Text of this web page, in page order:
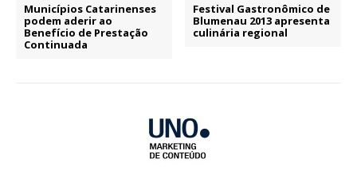
Municípios Catarinenses
podem aderir ao
Benefício de Prestação
Continuada
Festival Gastronômico de
Blumenau 2013 apresenta
culinária regional